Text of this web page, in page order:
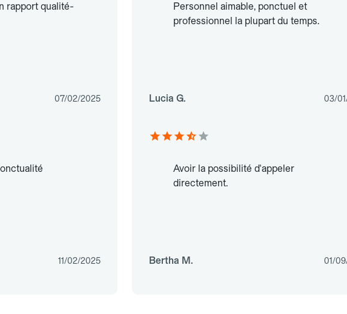
rapport qualité-
07/02/2025
Personnel aimable, ponctuel et
professionnel la plupart du temps.
Lucia G. 03/
11/02/2025
Avoir la possibilité d'appeler
directement.
Bertha M. 01/